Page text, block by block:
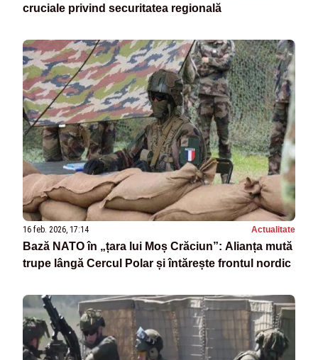
cruciale privind securitatea regională
16 feb. 2026, 17:14 Actualitate
Bază NATO în „țara lui Moș Crăciun”: Alianța mută
trupe lângă Cercul Polar și întărește frontul nordic